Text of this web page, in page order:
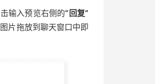
输入预览右侧的“回复”
片拖放到聊天窗口中即